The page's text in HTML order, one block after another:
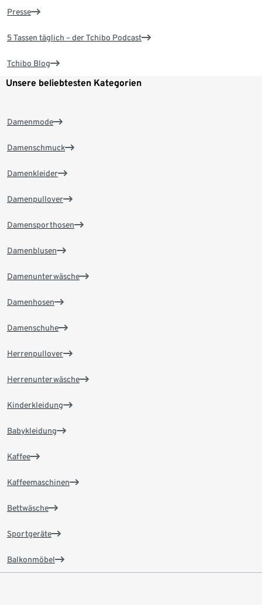
Presse
5 Tassen täglich – der Tchibo Podcast
Tchibo Blog
Unsere beliebtesten Kategorien
Damenmode
Damenschmuck
Damenkleider
Damenpullover
Damensporthosen
Damenblusen
Damenunterwäsche
Damenhosen
Damenschuhe
Herrenpullover
Herrenunterwäsche
Kinderkleidung
Babykleidung
Kaffee
Kaffeemaschinen
Bettwäsche
Sportgeräte
Balkonmöbel